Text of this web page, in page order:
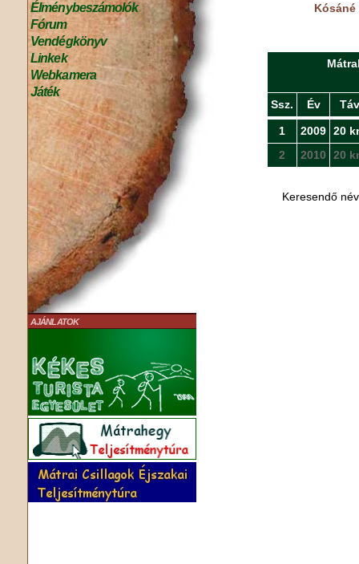
Élménybeszámolók
Fórum
Vendégkönyv
Linkek
Webkamera
Játék
AJÁNLATOK
Kósáné
Ssz. Év Táv
1 2009 20
2
2010 20
Keresendő